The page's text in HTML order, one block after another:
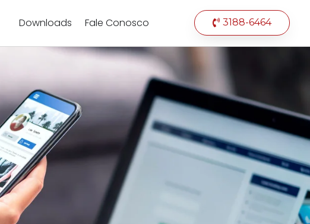
Downloads Fale Conosco 3188-6464